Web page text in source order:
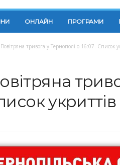
ОНЛАЙН ПРОГРАМИ
тривога у Тернополі о 16:07. Список
укриттів